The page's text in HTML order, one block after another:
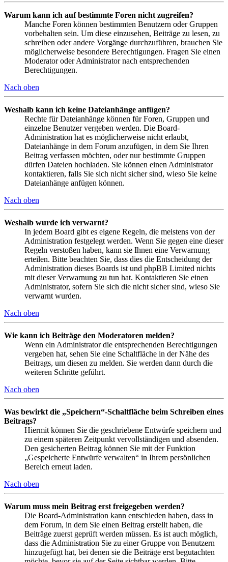
Warum kann ich auf bestimmte Foren nicht zugreifen?
Manche Foren können bestimmten Benutzern oder Gruppen
vorbehalten sein. Um diese einzusehen, Beiträge zu lesen, zu
schreiben oder andere Vorgänge durchzuführen, brauchen Sie
möglicherweise besondere Berechtigungen. Fragen Sie einen
Moderator oder Administrator nach entsprechenden
Berechtigungen.
Nach oben
Weshalb kann ich keine Dateianhänge anfügen?
Rechte für Dateianhänge können für Foren, Gruppen und
einzelne Benutzer vergeben werden. Die Board-
Administration hat es möglicherweise nicht erlaubt,
Dateianhänge in dem Forum anzufügen, in dem Sie Ihren
Beitrag verfassen möchten, oder nur bestimmte Gruppen
dürfen Dateien hochladen. Sie können einen Administrator
kontaktieren, falls Sie sich nicht sicher sind, wieso Sie keine
Dateianhänge anfügen können.
Nach oben
Weshalb wurde ich verwarnt?
In jedem Board gibt es eigene Regeln, die meistens von der
Administration festgelegt werden. Wenn Sie gegen eine dieser
Regeln verstoßen haben, kann sie Ihnen eine Verwarnung
erteilen. Bitte beachten Sie, dass dies die Entscheidung der
Administration dieses Boards ist und phpBB Limited nichts
mit dieser Verwarnung zu tun hat. Kontaktieren Sie einen
Administrator, sofern Sie sich die nicht sicher sind, wieso Sie
verwarnt wurden.
Nach oben
Wie kann ich Beiträge den Moderatoren melden?
Wenn ein Administrator die entsprechenden Berechtigungen
vergeben hat, sehen Sie eine Schaltfläche in der Nähe des
Beitrags, um diesen zu melden. Sie werden dann durch die
weiteren Schritte geführt.
Nach oben
Was bewirkt die „Speichern“-Schaltfläche beim Schreiben eines
Beitrags?
Hiermit können Sie die geschriebene Entwürfe speichern und
zu einem späteren Zeitpunkt vervollständigen und absenden.
Den gesicherten Beitrag können Sie mit der Funktion
„Gespeicherte Entwürfe verwalten“ in Ihrem persönlichen
Bereich erneut laden.
Nach oben
Warum muss mein Beitrag erst freigegeben werden?
Die Board-Administration kann entschieden haben, dass in
dem Forum, in dem Sie einen Beitrag erstellt haben, die
Beiträge zuerst geprüft werden müssen. Es ist auch möglich,
dass die Administration Sie zu einer Gruppe von Benutzern
hinzugefügt hat, bei denen sie die Beiträge erst begutachten